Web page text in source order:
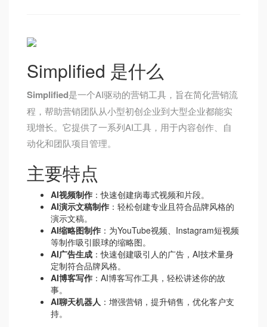
Simplified 是什么
Simplified是一个AI驱动的营销工具，旨在简化营销流
程，帮助营销团队从小型初创企业到大型企业都能实
现增长。它提供了一系列AI工具，用于内容创作、自
动化和团队项目管理。
主要特点
AI视频制作 ：快速创建病毒式视频和片段。
AI演示文稿制作 ：轻松创建专业且符合品牌风格的
演示文稿。
AI缩略图制作 ：为YouTube视频、Instagram短视频
等制作吸引眼球的缩略图。
AI广告生成 ：快速创建吸引人的广告，AI技术量身
定制符合品牌风格。
AI博客写作 ：AI博客写作工具，轻松讲述你的故
事。
AI聊天机器人 ：增强营销，提升销售，优化客户支
持。